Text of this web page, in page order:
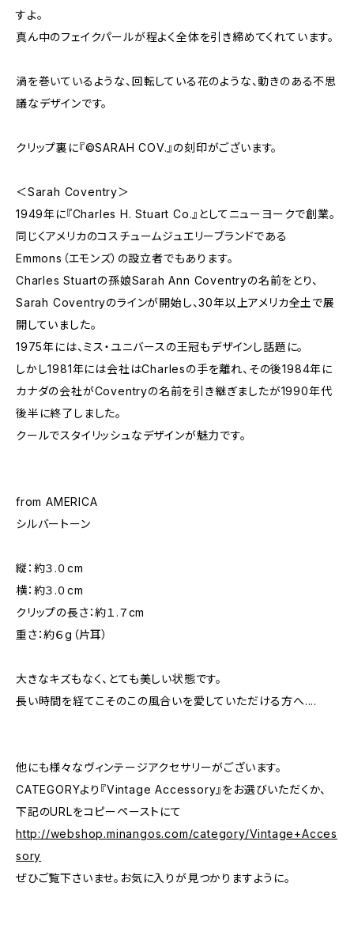
すよ。
真ん中のフェイクパールが程よく全体を引き締めてくれています。
渦を巻いているような、回転している花のような、動きのある不思
議なデザインです。
クリップ裏に『©︎SARAH COV.』の刻印がございます。
＜Sarah Coventry＞
1949年に『Charles H. Stuart Co.』としてニューヨークで創業。
同じくアメリカのコスチュームジュエリーブランドである
Emmons（エモンズ）の設立者でもあります。
Charles Stuartの孫娘Sarah Ann Coventryの名前をとり、
Sarah Coventryのラインが開始し、30年以上アメリカ全土で展
開していました。
1975年には、ミス・ユニバースの王冠もデザインし話題に。
しかし1981年には会社はCharlesの手を離れ、その後1984年に
カナダの会社がCoventryの名前を引き継ぎましたが1990年代
後半に終了しました。
クールでスタイリッシュなデザインが魅力です。
from AMERICA
シルバートーン
縦：約３.０cm
横：約３.０cm
クリップの長さ：約１.７cm
重さ：約６g（片耳）
大きなキズもなく、とても美しい状態です。
長い時間を経てこそのこの風合いを愛していただける方へ....
他にも様々なヴィンテージアクセサリーがございます。
CATEGORYより『Vintage Accessory』をお選びいただくか、
下記のURLをコピーペーストにて
http://webshop.minangos.com/category/Vintage+Acces
sory
ぜひご覧下さいませ。お気に入りが見つかりますように。